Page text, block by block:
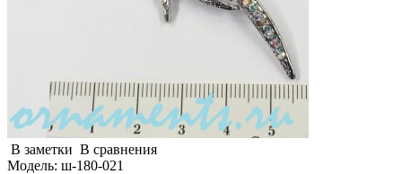
В заметки В сравнения
Модель: ш-180-021